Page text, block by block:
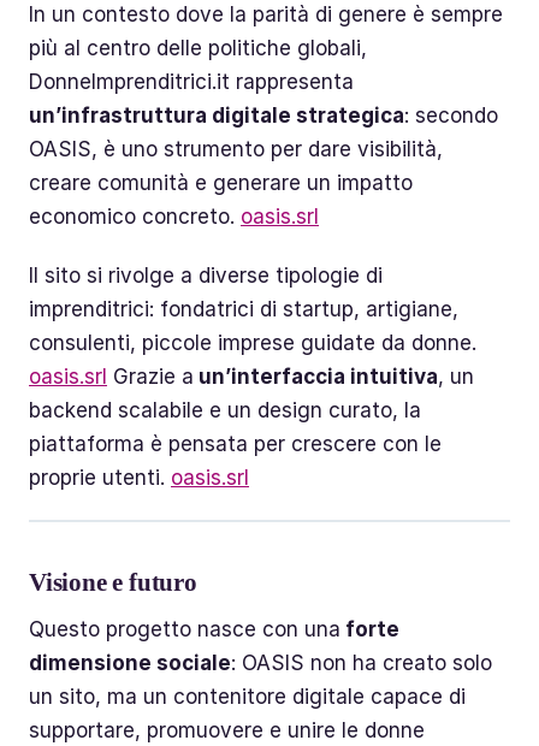
In un contesto dove la parità di genere è sempre
più al centro delle politiche globali,
DonneImprenditrici.it rappresenta
un’infrastruttura digitale strategica: secondo
OASIS, è uno strumento per dare visibilità,
creare comunità e generare un impatto
economico concreto. oasis.srl
Il sito si rivolge a diverse tipologie di
imprenditrici: fondatrici di startup, artigiane,
consulenti, piccole imprese guidate da donne.
oasis.srl Grazie a un’interfaccia intuitiva, un
backend scalabile e un design curato, la
piattaforma è pensata per crescere con le
proprie utenti. oasis.srl
Visione e futuro
Questo progetto nasce con una forte
dimensione sociale: OASIS non ha creato solo
un sito, ma un contenitore digitale capace di
supportare, promuovere e unire le donne